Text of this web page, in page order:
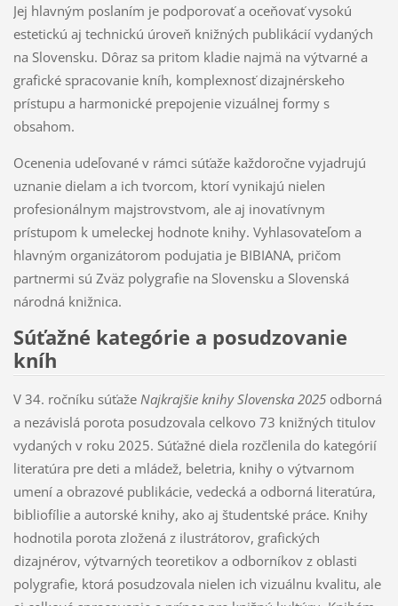
Jej hlavným poslaním je podporovať a oceňovať vysokú
estetickú aj technickú úroveň knižných publikácií vydaných
na Slovensku. Dôraz sa pritom kladie najmä na výtvarné a
grafické spracovanie kníh, komplexnosť dizajnérskeho
prístupu a harmonické prepojenie vizuálnej formy s
obsahom.
Ocenenia udeľované v rámci súťaže každoročne vyjadrujú
uznanie dielam a ich tvorcom, ktorí vynikajú nielen
profesionálnym majstrovstvom, ale aj inovatívnym
prístupom k umeleckej hodnote knihy. Vyhlasovateľom a
hlavným organizátorom podujatia je BIBIANA, pričom
partnermi sú Zväz polygrafie na Slovensku a Slovenská
národná knižnica.
Súťažné kategórie a posudzovanie
kníh
V 34. ročníku súťaže Najkrajšie knihy Slovenska 2025 odborná
a nezávislá porota posudzovala celkovo 73 knižných titulov
vydaných v roku 2025. Súťažné diela rozčlenila do kategórií
literatúra pre deti a mládež, beletria, knihy o výtvarnom
umení a obrazové publikácie, vedecká a odborná literatúra,
bibliofílie a autorské knihy, ako aj študentské práce. Knihy
hodnotila porota zložená z ilustrátorov, grafických
dizajnérov, výtvarných teoretikov a odborníkov z oblasti
polygrafie, ktorá posudzovala nielen ich vizuálnu kvalitu, ale